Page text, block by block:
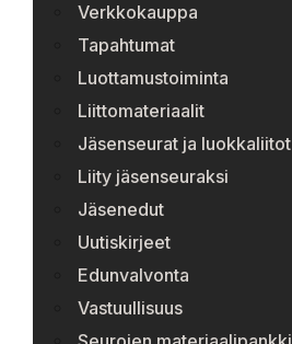
Verkkokauppa
Tapahtumat
Luottamustoiminta
Liittomateriaalit
Jäsenseurat ja luokkaliitot
Liity jäsenseuraksi
Jäsenedut
Uutiskirjeet
Edunvalvonta
Vastuullisuus